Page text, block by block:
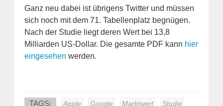
Ganz neu dabei ist übrigens Twitter und müssen
sich noch mit dem 71. Tabellenplatz begnügen.
Nach der Studie liegt deren Wert bei 13,8
Milliarden US-Dollar. Die gesamte PDF kann hier
eingesehen werden.
TAGS: Apple Google Marktwert Studie